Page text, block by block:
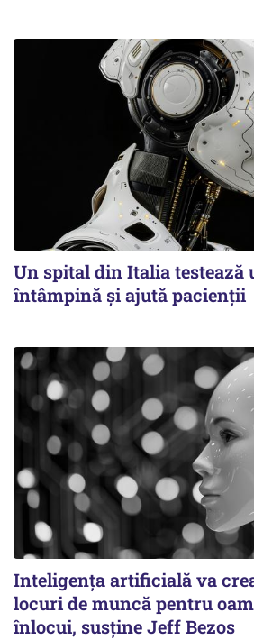
Un spital din Italia testează
întâmpină și ajută pacienții
Inteligența artificială va
locuri de muncă pentru
înlocui, susține Jeff Bezos